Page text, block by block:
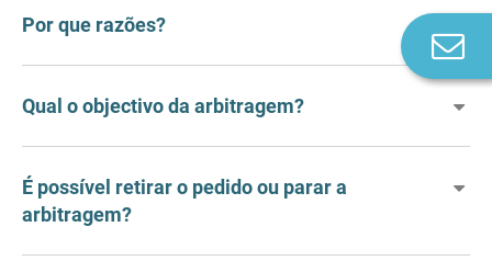
Por que razões?
Qual o objectivo da arbitragem?
É possível retirar o pedido ou parar a
arbitragem?